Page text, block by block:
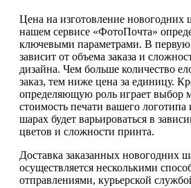
Цена на изготовление новогодних
нашем сервисе «ФотоПочта»
ключевыми параметрами. В первую
зависит от объема заказа и
дизайна. Чем больше количество
заказ, тем ниже цена за единицу.
определяющую роль играет выбор
стоимость печати вашего
шарах будет варьироваться в
цветов и сложности принта.
Доставка заказанных новогодних
осуществляется несколькими
отправлениями, курьерской